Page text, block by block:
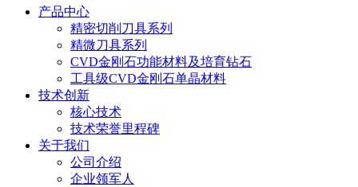
产品中心
精密切削刀具系列
精微刀具系列
CVD金刚石功能材料及培育钻石
工具级CVD金刚石单晶材料
技术创新
核心技术
技术荣誉里程碑
关于我们
公司介绍
企业领军人